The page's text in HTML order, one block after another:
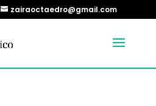
zairaoctaedro@gmail.com